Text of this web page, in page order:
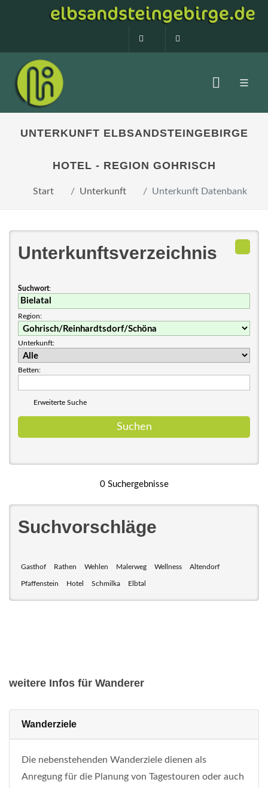
0160 99873408
UNTERKUNFT ELBSANDSTEINGEBIRGE
HOTEL - REGION GOHRISCH
Start Unterkunft Unterkunft Datenbank
Unterkunftsverzeichnis
Suchwort:
Region:
Unterkunft:
Betten:
Erweiterte Suche
0 Suchergebnisse
Suchvorschläge
Gasthof Rathen Wehlen Malerweg Wellness Altendorf
Pfaffenstein Hotel Schmilka Elbtal
weitere Infos für Wanderer
Wanderziele
Die nebenstehenden Wanderziele dienen als
Anregung für die Planung von Tagestouren oder auch